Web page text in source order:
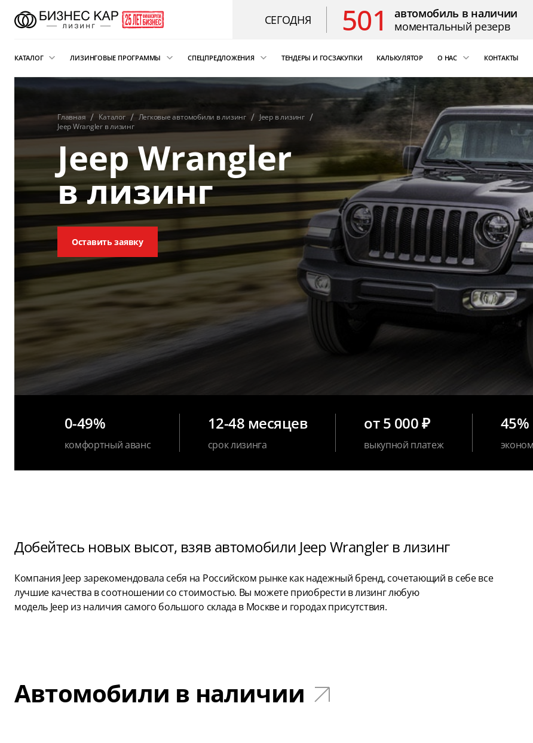
СЕГОДНЯ 501
автомобиль в наличии
моментальный резерв
КАТАЛОГ
Автомобили с пробегом
Легковые автомобили
Складская техника
и погрузчики
Грузовые автомобили
Спецтехника
Коммерческий транспорт
Автобусы
ЛИЗИНГОВЫЕ ПРОГРАММЫ
Финансовый лизинг
Операционная аренда
Лизинг для ИП
Подписка на автомобиль
Возвратный лизинг
Трейд-ин автомобиля в лизинг
СПЕЦПРЕДЛОЖЕНИЯ
электрокарам от Цезарь
Сателлит
ТЕНДЕРЫ И ГОСЗАКУПКИ КАЛЬКУЛЯТОР О НАС
«Бизнес Кар
компаний России
Благодарственные
КОНТАКТЫ
Главная Каталог Легковые автомобили в лизинг
Jeep в лизинг
Jeep Wrangler в лизинг
Jeep Wrangler
в лизинг
Оставить заявку
0-49%
комфортный аванс
12-48 месяцев
срок лизинга
от 5 000 ₽
выкупной платеж
45%
Добейтесь новых высот, взяв автомобили Jeep Wrangler в лизинг
Компания Jeep зарекомендовала себя на Российском рынке как надежный бренд, сочетающий в себе все
лучшие качества в соотношении со стоимостью. Вы можете приобрести в лизинг любую
модель Jeep из наличия самого большого склада в Москве и городах присутствия.
Автомобили в наличии